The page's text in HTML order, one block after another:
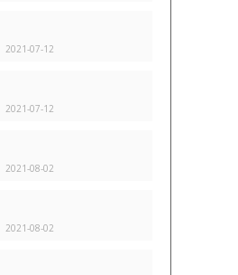
2021-07-12
2021-07-12
2021-08-02
2021-08-02